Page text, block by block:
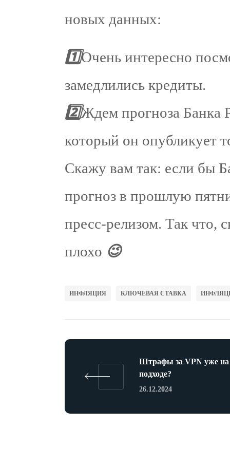
новых данных:
1️⃣Очень интересно
замедлились кредиты.
2️⃣Ждем прогноза Банка
который он опубликует
Скажу вам так: если бы
прогноз в прошлую
пресс-релизом. Так что,
плохо 😉
ИНФЛЯЦИЯ КЛЮЧЕВАЯ СТАВКА
Штрафы за VPN уже на
подходе?
26.12.2024